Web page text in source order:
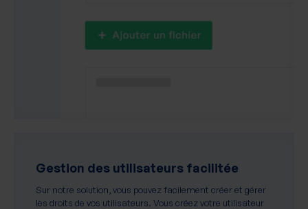
Gestion des utilisateurs facilitée
Sur notre solution, vous pouvez facilement créer et gérer
les droits de vos utilisateurs. Vous créez votre utilisateur